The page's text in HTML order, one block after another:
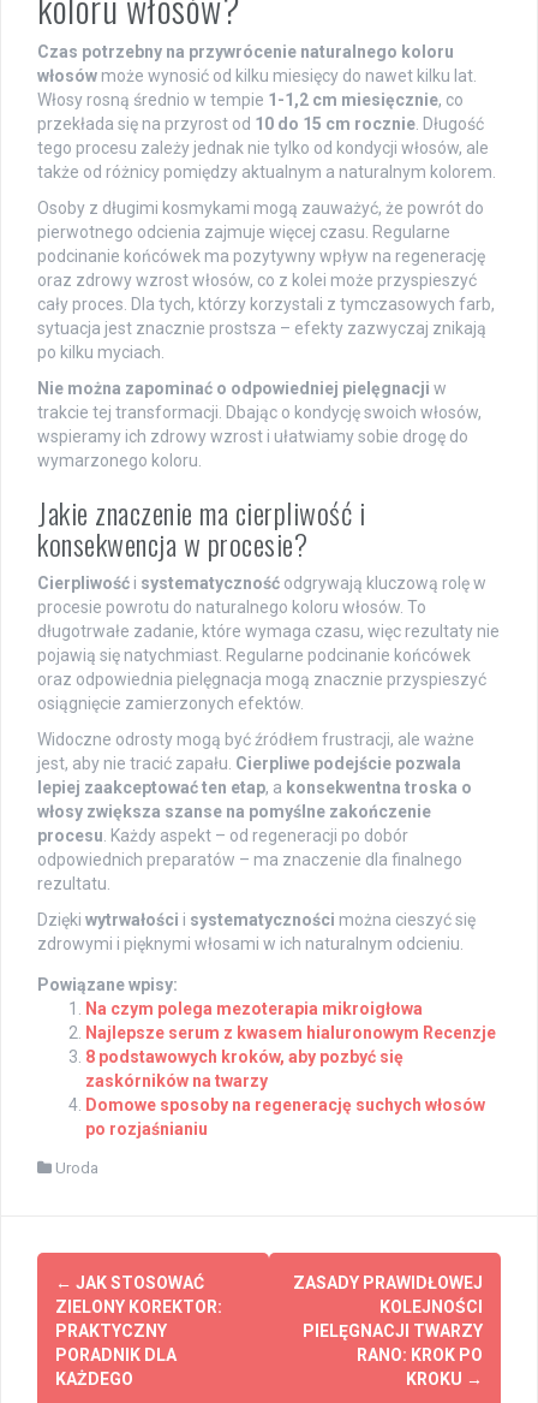
Czas potrzebny na przywrócenie naturalnego koloru
włosów może wynosić od kilku miesięcy do nawet kilku lat.
Włosy rosną średnio w tempie 1-1,2 cm miesięcznie, co
przekłada się na przyrost od 10 do 15 cm rocznie . Długość
tego procesu zależy jednak nie tylko od kondycji włosów, ale
także od różnicy pomiędzy aktualnym a naturalnym kolorem.
Osoby z długimi kosmykami mogą zauważyć, że powrót do
pierwotnego odcienia zajmuje więcej czasu. Regularne
podcinanie końcówek ma pozytywny wpływ na regenerację
oraz zdrowy wzrost włosów, co z kolei może przyspieszyć
cały proces. Dla tych, którzy korzystali z tymczasowych farb,
sytuacja jest znacznie prostsza – efekty zazwyczaj znikają
po kilku myciach.
Nie można zapominać o odpowiedniej pielęgnacji w
trakcie tej transformacji. Dbając o kondycję swoich włosów,
wspieramy ich zdrowy wzrost i ułatwiamy sobie drogę do
wymarzonego koloru.
Jakie znaczenie ma cierpliwość i
konsekwencja w procesie?
Cierpliwość i systematyczność odgrywają kluczową rolę w
procesie powrotu do naturalnego koloru włosów. To
długotrwałe zadanie, które wymaga czasu, więc rezultaty nie
pojawią się natychmiast. Regularne podcinanie końcówek
oraz odpowiednia pielęgnacja mogą znacznie przyspieszyć
osiągnięcie zamierzonych efektów.
Widoczne odrosty mogą być źródłem frustracji, ale ważne
jest, aby nie tracić zapału. Cierpliwe podejście pozwala
lepiej zaakceptować ten etap, a konsekwentna troska o
włosy zwiększa szanse na pomyślne zakończenie
procesu . Każdy aspekt – od regeneracji po dobór
odpowiednich preparatów – ma znaczenie dla finalnego
rezultatu.
Dzięki wytrwałości i systematyczności można cieszyć się
zdrowymi i pięknymi włosami w ich naturalnym odcieniu.
Powiązane wpisy:
Na czym polega mezoterapia mikroigłowa
Najlepsze serum z kwasem hialuronowym Recenzje
8 podstawowych kroków, aby pozbyć się
zaskórników na twarzy
Domowe sposoby na regenerację suchych włosów
po rozjaśnianiu
Uroda
Post
navigation
← JAK STOSOWAĆ
ZIELONY KOREKTOR:
PRAKTYCZNY
PORADNIK DLA
KAŻDEGO
ZASADY PRAWIDŁOWEJ
KOLEJNOŚCI
PIELĘGNACJI TWARZY
RANO: KROK PO
KROKU →